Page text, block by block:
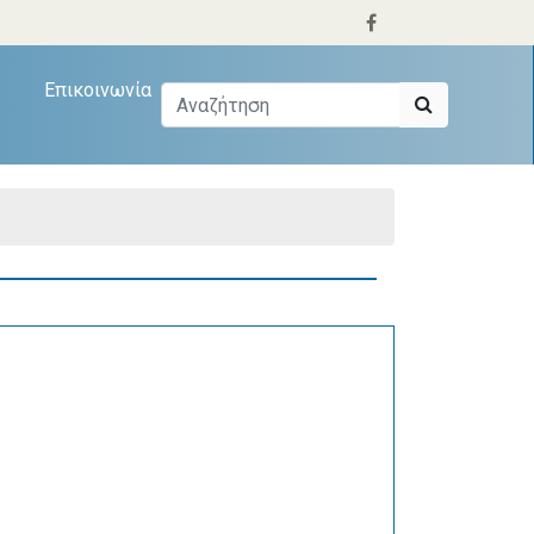
Επικοινωνία